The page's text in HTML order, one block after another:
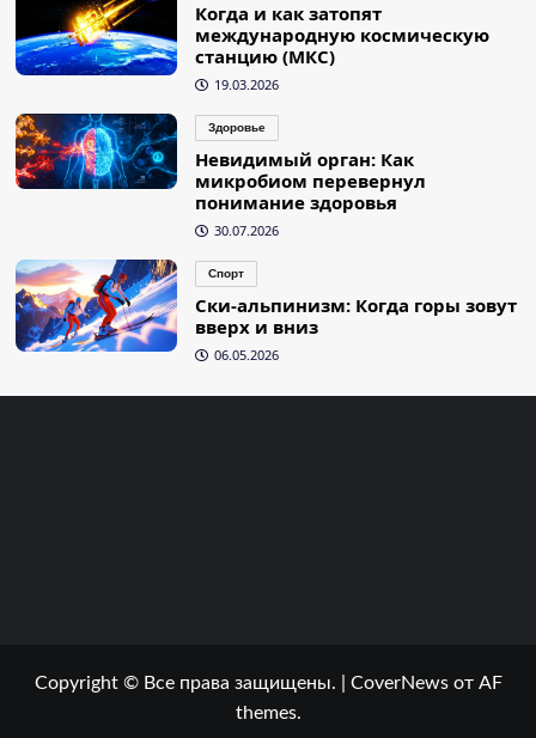
Когда и как затопят
международную космическую
станцию (МКС)
19.03.2026
Здоровье
Невидимый орган: Как
микробиом перевернул
понимание здоровья
30.07.2026
Спорт
Ски-альпинизм: Когда горы зовут
вверх и вниз
06.05.2026
Copyright © Все права защищены. CoverNewsот AF
themes.